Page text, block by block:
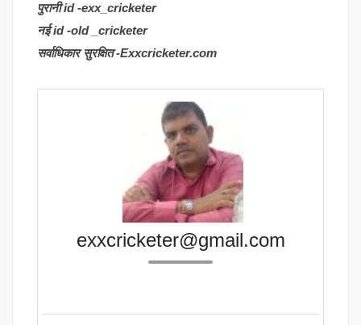
पुरानी id -exx_cricketer
नई id -old _cricketer
सर्वाधिकार सुरक्षित -Exxcricketer.com
exxcricketer@gmail.com